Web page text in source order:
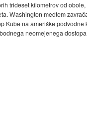
trideset kilometrov od
Washington medtem
Kube na ameriške podvodne
neomejenega